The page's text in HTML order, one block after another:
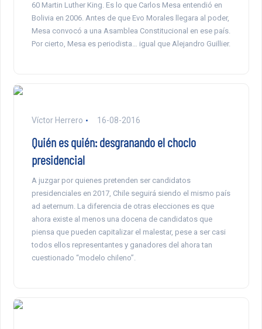
60 Martin Luther King. Es lo que Carlos Mesa entendió en
Bolivia en 2006. Antes de que Evo Morales llegara al poder,
Mesa convocó a una Asamblea Constitucional en ese país.
Por cierto, Mesa es periodista… igual que Alejandro Guillier.
Víctor Herrero 16-08-2016
Quién es quién: desgranando el choclo
presidencial
A juzgar por quienes pretenden ser candidatos
presidenciales en 2017, Chile seguirá siendo el mismo país
ad aeternum. La diferencia de otras elecciones es que
ahora existe al menos una docena de candidatos que
piensa que pueden capitalizar el malestar, pese a ser casi
todos ellos representantes y ganadores del ahora tan
cuestionado “modelo chileno”.